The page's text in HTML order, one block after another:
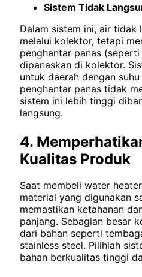
Sistem Tidak
Dalam sistem ini, air tidak
melalui kolektor, tetapi
penghantar panas
dipanaskan di kolektor.
untuk daerah dengan
penghantar panas tidak
sistem ini lebih tinggi
langsung.
4.
Kualitas Produk
Saat membeli water
material yang digunakan
memastikan ketahanan
panjang. Sebagian besar
dari bahan seperti
stainless steel. Pilihlah
bahan berkualitas tinggi